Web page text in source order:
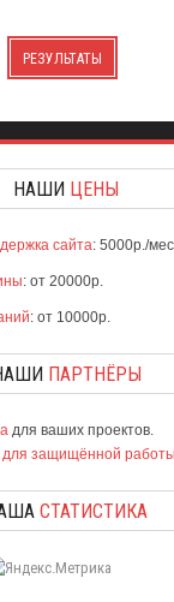
РЕЗУЛЬТАТЫ
НАШИ ЦЕНЫ
сайта: 5000р./
: от 20000р.
: от 10000р.
ПАРТНЁРЫ
для ваших проектов.
для защищённой работы
СТАТИСТИКА